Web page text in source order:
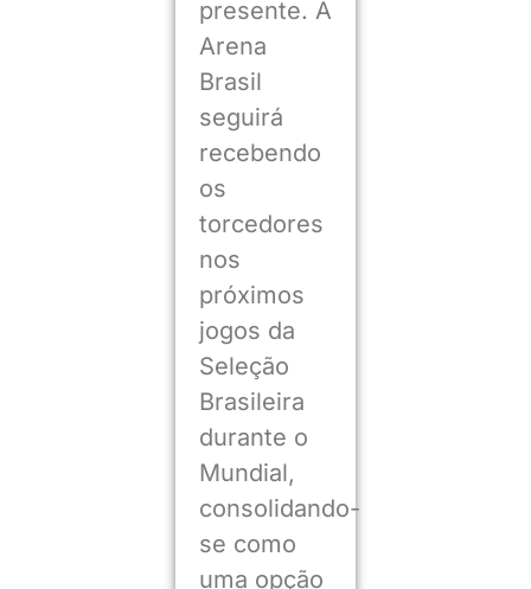
presente. A
Arena
Brasil
seguirá
recebendo
os
torcedores
nos
próximos
jogos da
Seleção
Brasileira
durante o
Mundial,
consolidando-
se como
uma opção